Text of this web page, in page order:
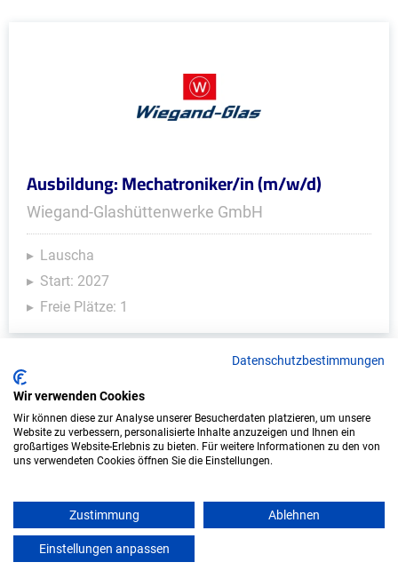
Ausbildung: Mechatroniker/in (m/w/d)
Wiegand-Glashüttenwerke GmbH
Lauscha
Start: 2027
Freie Plätze: 1
Ausbildung: Automobilkaufmann/-frau
(m/w/d)
Sperber GmbH & Co.KG, Lichtenfels
Datenschutzbestimmungen
Wir verwenden Cookies
Wir können diese zur Analyse unserer Besucherdaten platzieren, um unsere
Website zu verbessern, personalisierte Inhalte anzuzeigen und Ihnen ein
großartiges Website-Erlebnis zu bieten. Für weitere Informationen zu den von
uns verwendeten Cookies öffnen Sie die Einstellungen.
Zustimmung Ablehnen
Einstellungen anpassen